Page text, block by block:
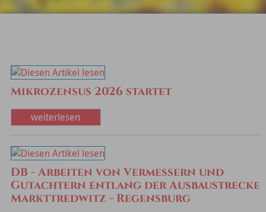
Mikrozensus 2026 startet
weiterlesen
DB - Arbeiten von Vermessern und
Gutachtern entlang der Ausbaustrecke
Markttredwitz - Regensburg